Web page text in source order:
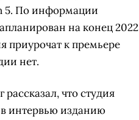
5. По информации
на конец 2022
приурочат к премьере
нет.
что студия
интервью изданию